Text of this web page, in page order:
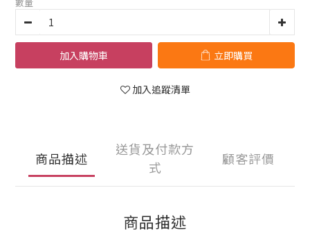
加入購物車 立即購買
加入追蹤清單
商品描述
送貨及付款方
式
顧客評價
商品描述